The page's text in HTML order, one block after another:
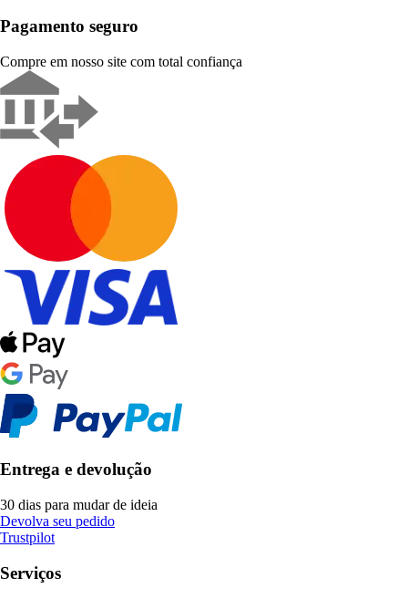
Pagamento seguro
Compre em nosso site com total confiança
Entrega e devolução
30 dias para mudar de ideia
Devolva seu pedido
Trustpilot
Serviços